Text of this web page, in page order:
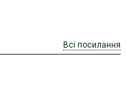
Всі посилання